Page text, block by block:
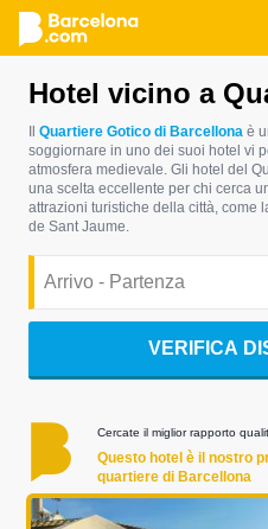
contenuto
principale
Hotel vicino a
Quartiere Gotico di Barcellona è
soggiornare in uno dei suoi hotel vi
atmosfera medievale. Gli hotel del
una scelta eccellente per chi cerca
attrazioni turistiche della città, come
de Sant Jaume.
VERIFICA
Cercate il miglior rapporto
Questo hotel è il nostro
quartiere di Barcellona